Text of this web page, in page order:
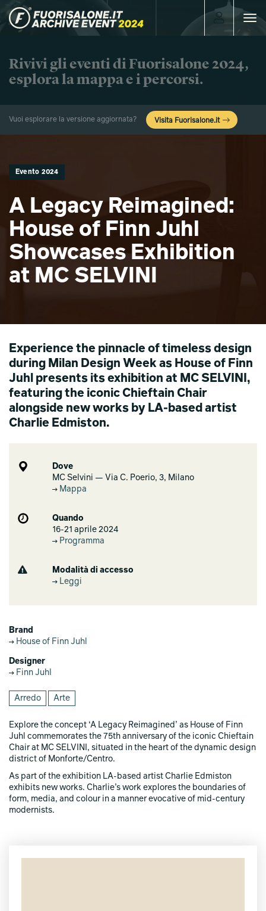
Toggle
Rivivi gli eventi di Fuorisalone 2024,
esplora la mappa e i percorsi.
Vuoi esplorare la versione aggiornata? Visita Fuorisalone.it
Evento 2024
A Legacy Reimagined:
House of Finn Juhl
Showcases Exhibition
at MC SELVINI
Experience the pinnacle of timeless design
during Milan Design Week as House of Finn
Juhl presents its exhibition at MC SELVINI,
featuring the iconic Chieftain Chair
alongside new works by LA-based artist
Charlie Edmiston.
Dove
MC Selvini — Via C. Poerio, 3, Milano
Mappa
Quando
16-21 aprile 2024
Programma
Modalità di accesso
Leggi
Brand
House of Finn Juhl
Designer
Finn Juhl
Arredo Arte
Explore the concept ‘A Legacy Reimagined’ as House of Finn
Juhl commemorates the 75th anniversary of the iconic Chieftain
Chair at MC SELVINI, situated in the heart of the dynamic design
district of Monforte/Centro.
As part of the exhibition LA-based artist Charlie Edmiston
exhibits new works. Charlie’s work explores the boundaries of
form, media, and colour in a manner evocative of mid-century
modernists.